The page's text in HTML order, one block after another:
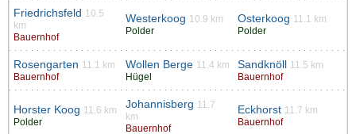
Friedrichsfeld 10.5
km
Bauernhof
Westerkoog 10.9 km
Polder
Osterkoog 11.1 km
Polder
Rosengarten 11.1 km
Bauernhof
Wollen Berge 11.4 km
Hügel
Sandknöll
11.5 km
Bauernhof
Horster Koog 11.6 km
Polder
Johannisberg 11.7
km
Bauernhof
Eckhorst 11.7 km
Bauernhof